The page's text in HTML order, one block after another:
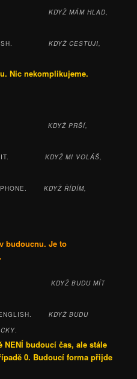
I EAT.KDYŽ MÁM HLAD,
ENGLISH.KDYŽ CESTUJI,
Nic nekomplikujeme.
OUT.KDYŽ PRŠÍ,
IT.KDYŽ MI VOLÁŠ,
PHONE.KDYŽ ŘÍDÍM,
budoucnu. Je to
EAT.KDYŽ BUDU MÍT
ENGLISH.KDYŽ BUDU
.
budoucí čas, ale stále
0. Budoucí forma přijde